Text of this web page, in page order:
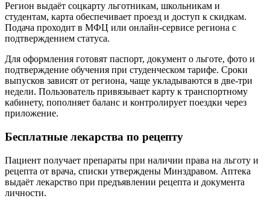
Регион выдаёт соцкарту льготникам, школьникам и
студентам, карта обеспечивает проезд и доступ к скидкам.
Подача проходит в МФЦ или онлайн‑сервисе региона с
подтверждением статуса.
Для оформления готовят паспорт, документ о льготе, фото и
подтверждение обучения при студенческом тарифе. Сроки
выпусков зависят от региона, чаще укладываются в две‑три
недели. Пользователь привязывает карту к транспортному
кабинету, пополняет баланс и контролирует поездки через
приложение.
Бесплатные лекарства по рецепту
Пациент получает препараты при наличии права на льготу и
рецепта от врача, списки утверждены Минздравом. Аптека
выдаёт лекарство при предъявлении рецепта и документа
личности.